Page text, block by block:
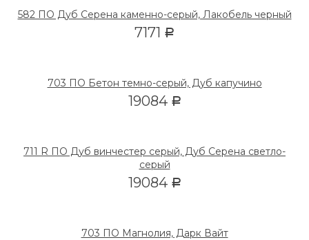
582 ПО Дуб Серена каменно-серый, Лакобель черный
7171 Р
703 ПО Бетон темно-серый, Дуб капучино
19084 Р
711 R ПО Дуб винчестер серый, Дуб Серена светло-
серый
19084 Р
703 ПО Магнолия, Дарк Вайт